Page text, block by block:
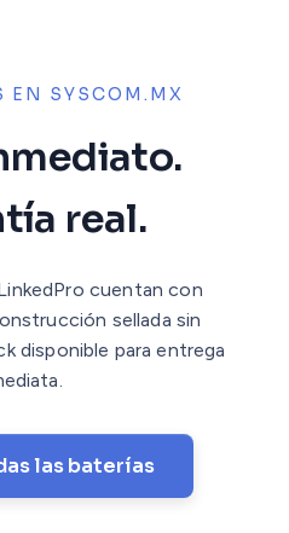
EN SYSCOM.MX
real.
cuentan con
sellada sin
disponible para entrega
las baterías